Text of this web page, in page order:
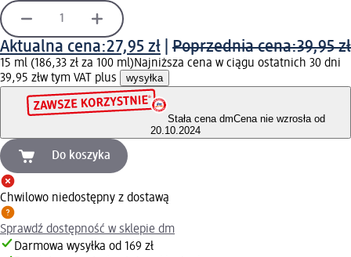
Aktualna cena:27,95 zł Poprzednia cena:39,95 zł
15 ml (186,33 zł za 100 ml)Najniższa cena w ciągu ostatnich 30 dni
39,95 złw tym VAT plus wysyłka
Stała cena dmCena nie wzrosła od
20.10.2024
Do koszyka
Chwilowo niedostępny z dostawą
Sprawdź dostępność w sklepie dm
Darmowa wysyłka od 169 zł